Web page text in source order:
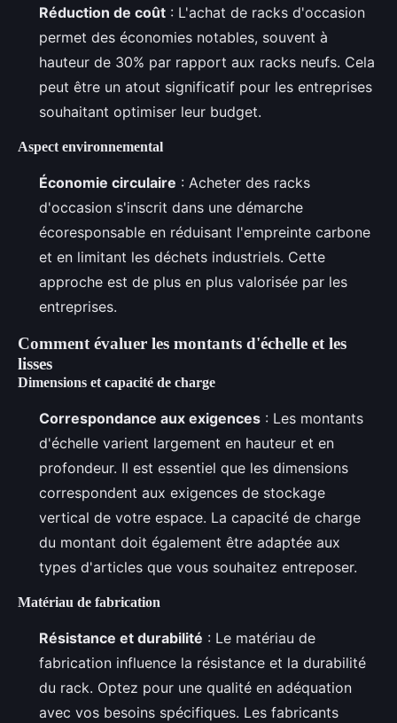
Réduction de coût : L'achat de racks d'occasion
permet des économies notables, souvent à
hauteur de 30% par rapport aux racks neufs. Cela
peut être un atout significatif pour les entreprises
souhaitant optimiser leur budget.
Aspect environnemental
Économie circulaire : Acheter des racks
d'occasion s'inscrit dans une démarche
écoresponsable en réduisant l'empreinte carbone
et en limitant les déchets industriels. Cette
approche est de plus en plus valorisée par les
entreprises.
Comment évaluer les montants d'échelle et les
lisses
Dimensions et capacité de charge
Correspondance aux exigences : Les montants
d'échelle varient largement en hauteur et en
profondeur. Il est essentiel que les dimensions
correspondent aux exigences de stockage
vertical de votre espace. La capacité de charge
du montant doit également être adaptée aux
types d'articles que vous souhaitez entreposer.
Matériau de fabrication
Résistance et durabilité : Le matériau de
fabrication influence la résistance et la durabilité
du rack. Optez pour une qualité en adéquation
avec vos besoins spécifiques. Les fabricants